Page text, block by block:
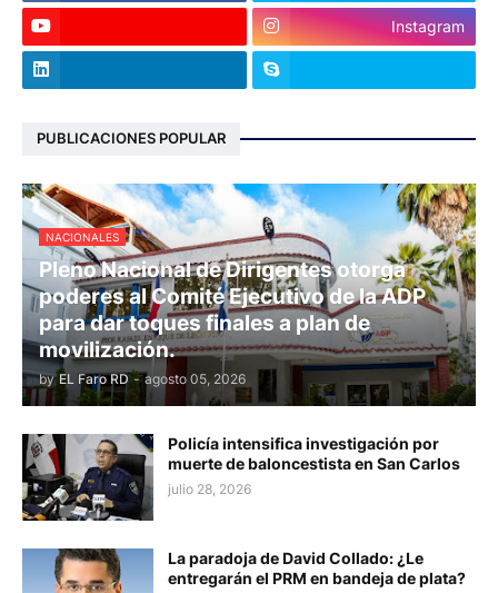
Instagram
PUBLICACIONES POPULAR
NACIONALES
Pleno Nacional de Dirigentes otorga
poderes al Comité Ejecutivo de la ADP
para dar toques finales a plan de
movilización.
by EL Faro RD - agosto 05, 2026
Policía intensifica investigación por
muerte de baloncestista en San Carlos
julio 28, 2026
La paradoja de David Collado: ¿Le
entregarán el PRM en bandeja de plata?